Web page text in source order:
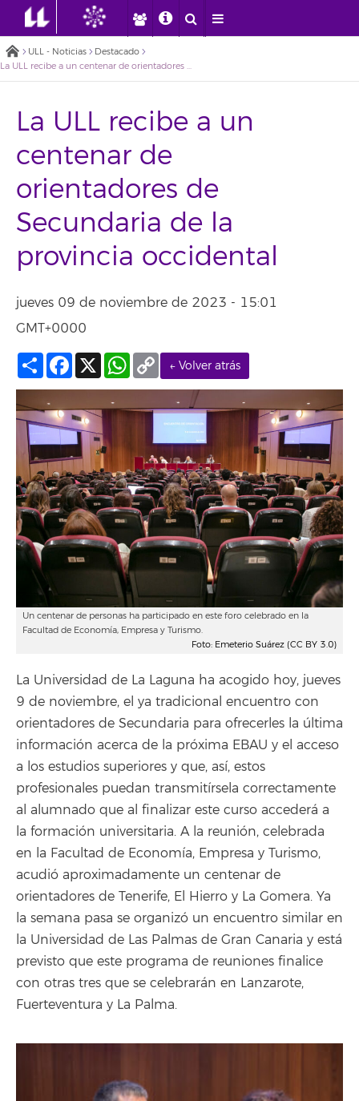
ULL - Noticias
Destacado
La ULL recibe a un centenar de orientadores de Secundaria de la provincia occidental
La ULL recibe a un
centenar de
orientadores de
Secundaria de la
provincia occidental
jueves 09 de noviembre de 2023 - 15:01
GMT+0000
← Volver atrás
Compartir
Facebook
X WhatsApp
Copy
Link
Un centenar de personas ha participado en este foro celebrado en la
Facultad de Economía, Empresa y Turismo.
Foto: Emeterio Suárez (CC BY 3.0)
La Universidad de La Laguna ha acogido hoy, jueves
9 de noviembre, el ya tradicional encuentro con
orientadores de Secundaria para ofrecerles la última
información acerca de la próxima EBAU y el acceso
a los estudios superiores y que, así, estos
profesionales puedan transmitírsela correctamente
al alumnado que al finalizar este curso accederá a
la formación universitaria. A la reunión, celebrada
en la Facultad de Economía, Empresa y Turismo,
acudió aproximadamente un centenar de
orientadores de Tenerife, El Hierro y La Gomera. Ya
la semana pasa se organizó un encuentro similar en
la Universidad de Las Palmas de Gran Canaria y está
previsto que este programa de reuniones finalice
con otras tres que se celebrarán en Lanzarote,
Fuerteventura y La Palma.